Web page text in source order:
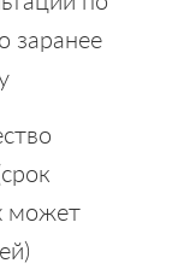
заранее
может